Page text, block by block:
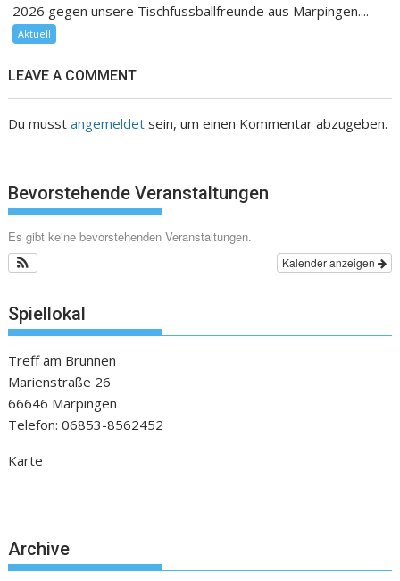
2026 gegen unsere Tischfussballfreunde aus Marpingen....
Aktuell
LEAVE A COMMENT
Du musstangemeldet sein, um einen Kommentar abzugeben.
Bevorstehende Veranstaltungen
Es gibt keine bevorstehenden Veranstaltungen.
Kalender anzeigen
Spiellokal
Treff am Brunnen
Marienstraße 26
66646 Marpingen
Telefon: 06853-8562452
Karte
Archive